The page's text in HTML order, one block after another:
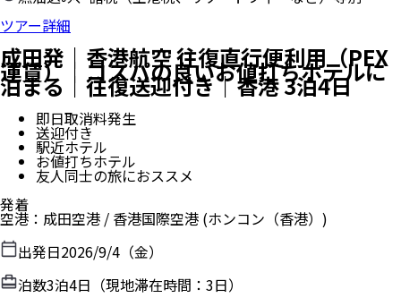
ツアー詳細
成田発｜香港航空 往復直行便利用（PEX
運賃）｜コスパの良いお値打ちホテルに
泊まる｜往復送迎付き｜香港 3泊4日
即日取消料発生
送迎付き
駅近ホテル
お値打ちホテル
友人同士の旅におススメ
発着
空港 ： 成田空港 / 香港国際空港 (ホンコン（香港）)
出発日2026/9/4（金）
泊数3泊4日（現地滞在時間： 3日）